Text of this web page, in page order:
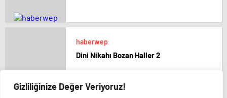
Gizliliğinize Değer Veriyoruz!
haberwep
Dini Nikahı Bozan Haller 2